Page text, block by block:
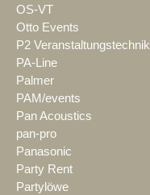
OS-VT
Otto Events
P2 Veranstaltungstechnik
PA-Line
Palmer
PAM/events
Pan Acoustics
pan-pro
Panasonic
Party Rent
Partylöwe